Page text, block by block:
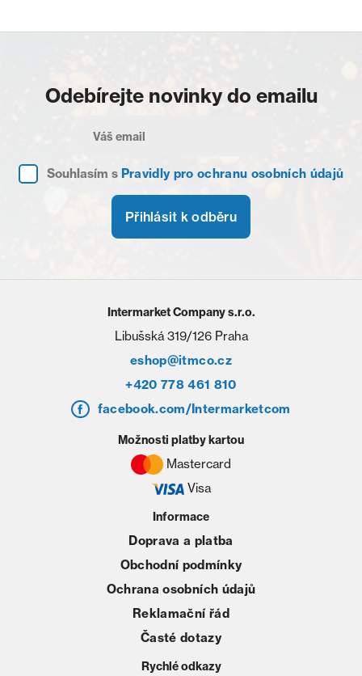
Odebírejte novinky do emailu
Souhlasím s Pravidly pro ochranu osobních údajů
Přihlásit k odběru
Intermarket Company s.r.o.
Libušská 319/126 Praha
eshop@itmco.cz
+420 778 461 810
facebook.com/Intermarketcom
Informace
Doprava a platba
Obchodní podmínky
Ochrana osobních údajů
Reklamační řád
Časté dotazy
Rychlé odkazy
Možnosti platby kartou
Mastercard
Visa